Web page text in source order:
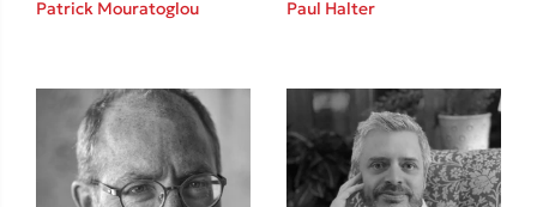
Patrick Mouratoglou Paul Halter